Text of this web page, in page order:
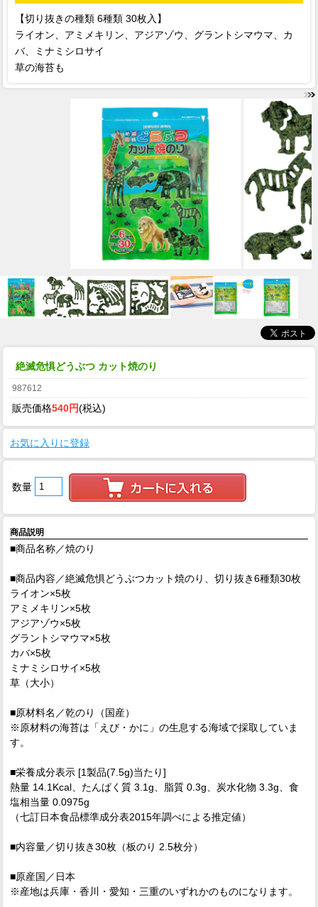
【切り抜きの種類 6種類 30枚入】
ライオン、アミメキリン、アジアゾウ、グラントシマウマ、カ
バ、ミナミシロサイ
草の海苔も
絶滅危惧どうぶつ カット焼のり
987612
販売価格540円(税込)
お気に入りに登録
数量
商品説明
■商品名称／焼のり
■商品内容／絶滅危惧どうぶつカット焼のり、切り抜き6種類30枚
ライオン×5枚
アミメキリン×5枚
アジアゾウ×5枚
グラントシマウマ×5枚
カバ×5枚
ミナミシロサイ×5枚
草（大小）
■原材料名／乾のり（国産）
※原材料の海苔は「えび・かに」の生息する海域で採取していま
す。
■栄養成分表示 [1製品(7.5g)当たり]
熱量 14.1Kcal、たんぱく質 3.1g、脂質 0.3g、炭水化物 3.3g、食
塩相当量 0.0975g
（七訂日本食品標準成分表2015年調べによる推定値）
■内容量／切り抜き30枚（板のり 2.5枚分）
■原産国／日本
※産地は兵庫・香川・愛知・三重のいずれかのものになります。